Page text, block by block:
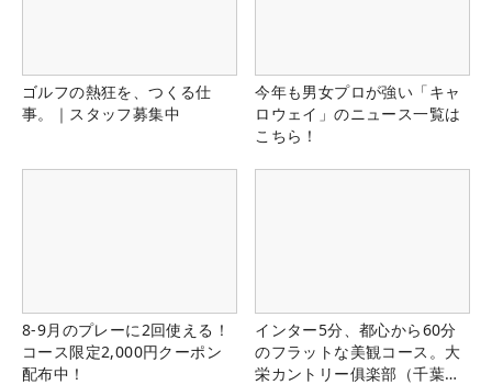
ゴルフの熱狂を、つくる仕
事。｜スタッフ募集中
今年も男女プロが強い「キャ
ロウェイ」のニュース一覧は
こちら！
8-9月のプレーに2回使える！
コース限定2,000円クーポン
配布中！
インター5分、都心から60分
のフラットな美観コース。大
栄カントリー俱楽部（千葉